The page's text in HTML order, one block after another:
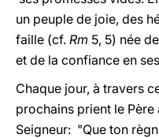
un peuple de joie, des
faille (cf. Rm 5, 5) née
et de la confiance en
Chaque jour, à travers
prochains prient le
Seigneur: "Que ton